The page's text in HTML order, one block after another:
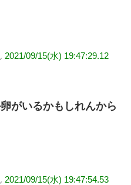
2021/09/15(水) 19:47:29.12
がいるかもしれんから
2021/09/15(水) 19:47:54.53